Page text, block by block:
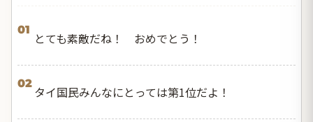
01
とても素敵だね！ おめでとう！
02
タイ国民みんなにとっては第1位だよ！